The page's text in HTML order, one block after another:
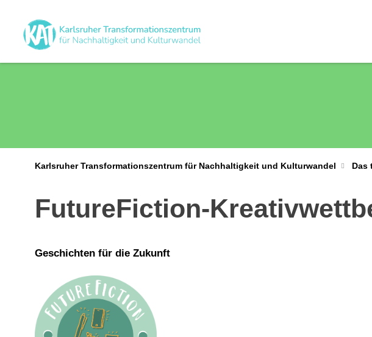
Karlsruher Transformationszentrum für Nachhaltigkeit und Kulturwandel Das
FutureFiction-
Geschichten für die Zukunft